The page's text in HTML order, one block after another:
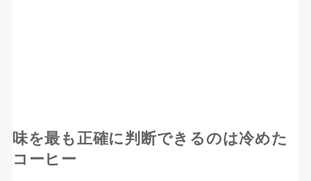
味を最も正確に判断できるのは冷めた
コーヒー